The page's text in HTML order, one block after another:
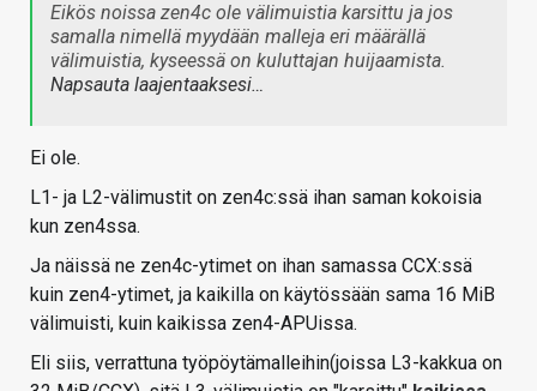
Eikös noissa zen4c ole välimuistia karsittu ja jos
samalla nimellä myydään malleja eri määrällä
välimuistia, kyseessä on kuluttajan huijaamista.
Napsauta laajentaaksesi…
Ei ole.
L1- ja L2-välimustit on zen4c:ssä ihan saman kokoisia
kun zen4ssa.
Ja näissä ne zen4c-ytimet on ihan samassa CCX:ssä
kuin zen4-ytimet, ja kaikilla on käytössään sama 16 MiB
välimuisti, kuin kaikissa zen4-APUissa.
Eli siis, verrattuna työpöytämalleihin(joissa L3-kakkua on